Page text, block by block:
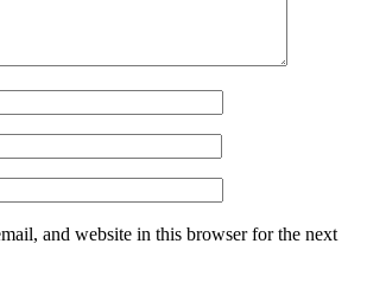
and website in this browser for the next